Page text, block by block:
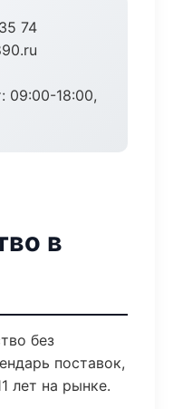
74
09:00-18:00,
в
без
поставок,
лет на рынке.